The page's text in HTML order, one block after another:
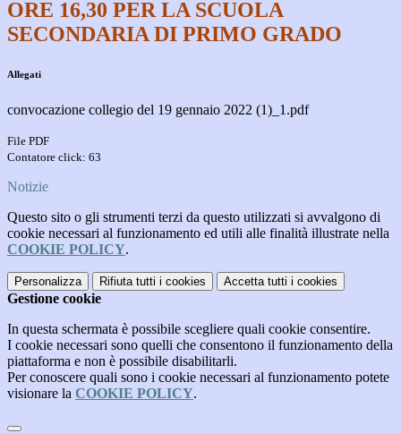
ORE 16,30 PER LA SCUOLA
SECONDARIA DI PRIMO GRADO
Allegati
convocazione collegio del 19 gennaio 2022 (1)_1.pdf
File PDF
Contatore click: 63
Notizie
Questo sito o gli strumenti terzi da questo utilizzati si avvalgono di
cookie necessari al funzionamento ed utili alle finalità illustrate nella
COOKIE POLICY.
Personalizza Rifiuta tutti i cookies Accetta tutti i cookies
Gestione cookie
In questa schermata è possibile scegliere quali cookie consentire.
I cookie necessari sono quelli che consentono il funzionamento della
piattaforma e non è possibile disabilitarli.
Per conoscere quali sono i cookie necessari al funzionamento potete
visionare la COOKIE POLICY.